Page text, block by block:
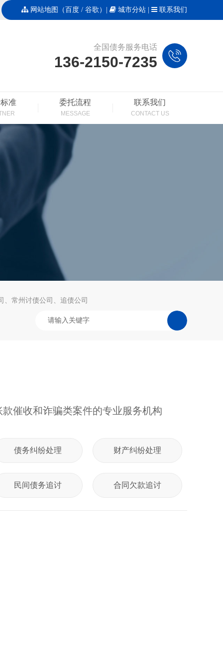
网站地图 （百度 / 谷歌 ）| 城市分站 联系我们
全国债务服务电话
136-2150-7235
准 委托流程
MESSAGE
联系我们
CONTACT US
常州讨债公司 追债公司
催收和诈骗类案件的专业服务机构
债务纠纷处理 财产纠纷处理
民间债务追讨 合同欠款追讨